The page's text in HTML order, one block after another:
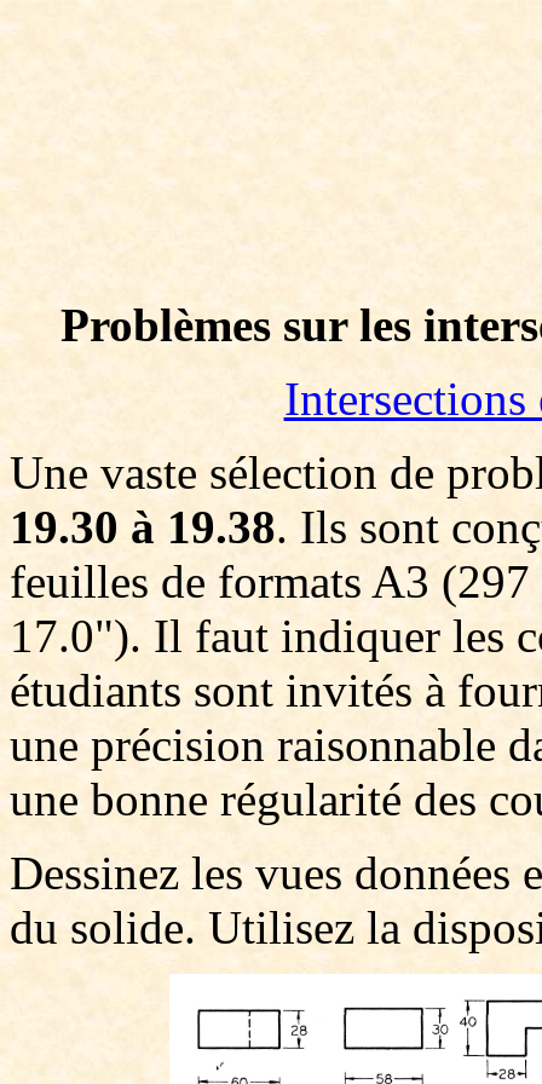
Problèmes sur les
Intersections
Une vaste sélection de
19.30 à 19.38. Ils sont
feuilles de formats A3
17.0"). Il faut indiquer les
étudiants sont invités à
une précision raisonnable
une bonne régularité des
Dessinez les vues données
du solide. Utilisez la